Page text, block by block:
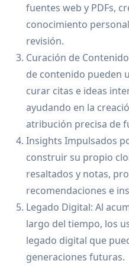
fuentes web y PDFs,
conocimiento
revisión.
Curación de
de contenido pueden
curar citas e ideas
ayudando en la
atribución precisa de
Insights Impulsados
construir su propio
resaltados y notas,
recomendaciones e
Legado Digital: Al
largo del tiempo, los
legado digital que
generaciones futuras.